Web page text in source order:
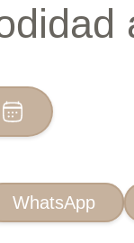
WhatsApp